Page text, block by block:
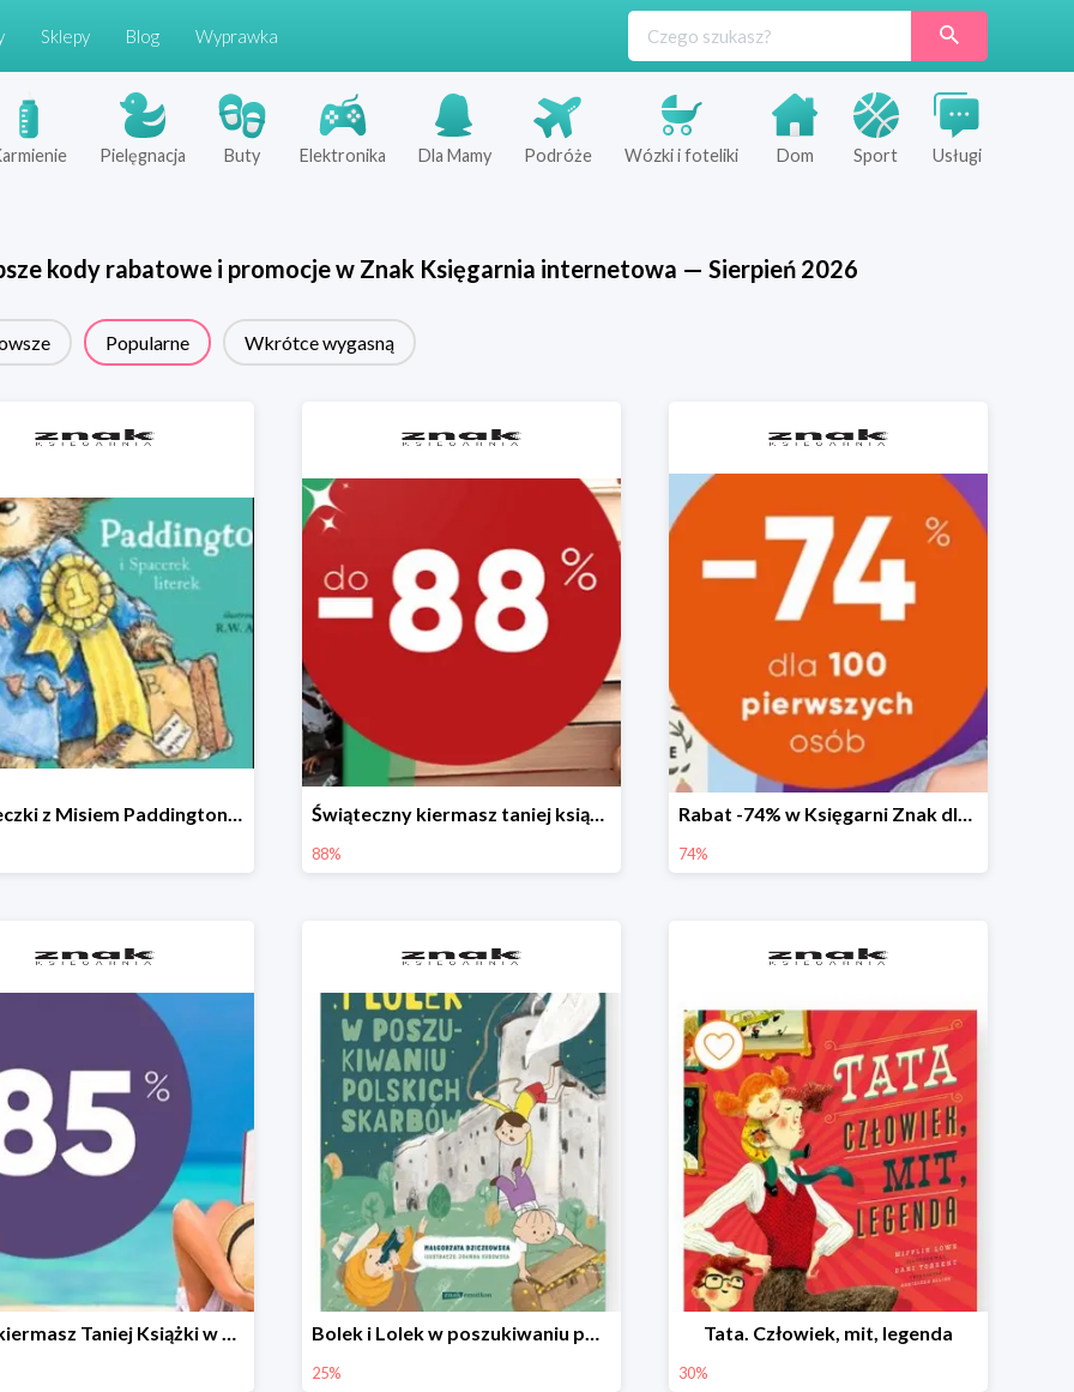
Sklepy Blog Wyprawka
Pielęgnacja Buty Elektronika Dla Mamy Podróże Wózki i foteliki Dom Sport Usługi
kody rabatowe i promocje w Znak Księgarnia internetowa — Sierpień 2026
Popularne Wkrótce wygasną
Książeczki z Misiem Paddingtonem do -50% Świąteczny kiermasz taniej książki
88%
Rabat -74% w Księgarni Znak dla 100 pierwszych osób!
74%
Letni kiermasz Taniej Książki w Ksiegarni Znak do -85%! Bolek i Lolek w poszukiwaniu polskich skarbów
25%
Tata. Człowiek, mit, legenda
30%